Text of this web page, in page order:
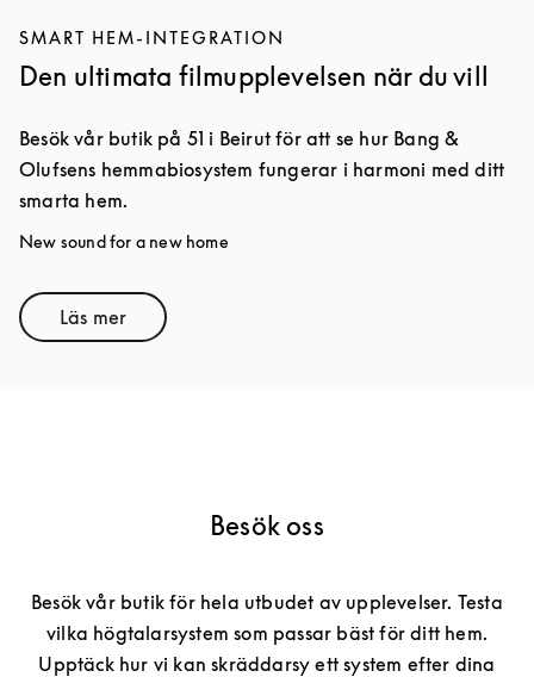
SMART HEM-INTEGRATION
Den ultimata filmupplevelsen när du vill
Besök vår butik på 51 i Beirut för att se hur Bang &
Olufsens hemmabiosystem fungerar i harmoni med ditt
smarta hem.
New sound for a new home
Läs merLink Opens in New Tab
Besök oss
Besök vår butik för hela utbudet av upplevelser. Testa
vilka högtalarsystem som passar bäst för ditt hem.
Upptäck hur vi kan skräddarsy ett system efter dina